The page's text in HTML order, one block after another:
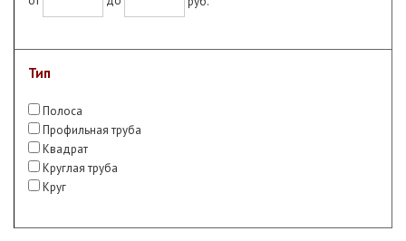
Тип
Полоса
Профильная труба
Квадрат
Круглая труба
Круг